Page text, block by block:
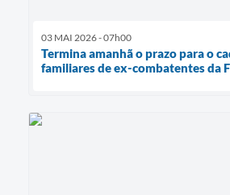
03 MAI 2026 - 07h00
Termina amanhã o prazo para o
familiares de ex-combatentes da